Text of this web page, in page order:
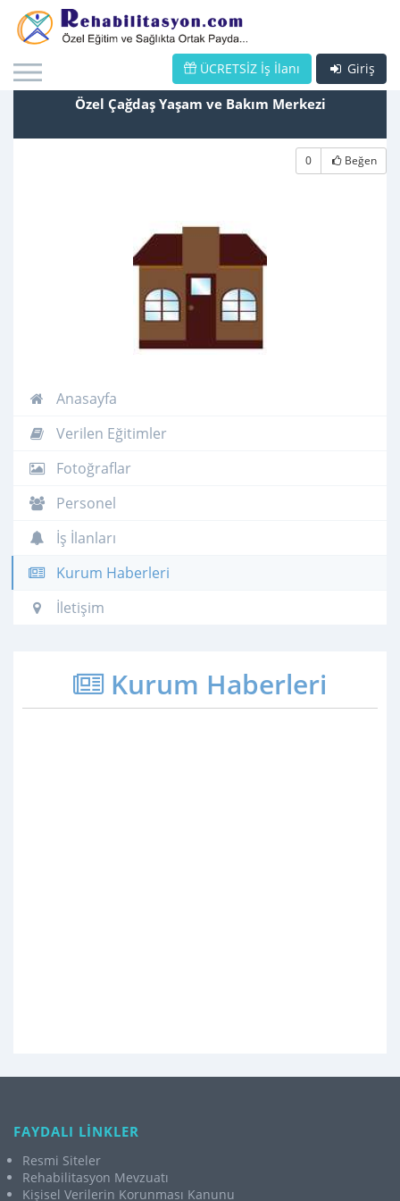
Giriş
ÜCRETSİZ İş İlanı
Özel Çağdaş Yaşam ve Bakım Merkezi
0 Beğen
Anasayfa
Verilen Eğitimler
Fotoğraflar
Personel
İş İlanları
Kurum Haberleri
İletişim
Kurum Haberleri
FAYDALI LİNKLER
Resmi Siteler
Rehabilitasyon Mevzuatı
Kişisel Verilerin Korunması Kanunu